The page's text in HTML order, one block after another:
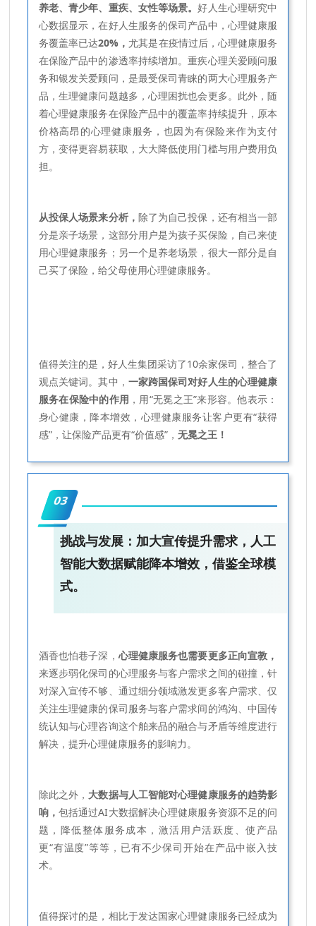
养老、青少年、重疾、女性等场景。好人生心理研究中
心数据显示，在好人生服务的保司产品中，心理健康服
务覆盖率已达20%， 尤其是在疫情过后，心理健康服务
在保险产品中的渗透率持续增加。重疾心理关爱顾问服
务和银发关爱顾问，是最受保司青睐的两大心理服务产
品，生理健康问题越多，心理困扰也会更多。此外，随
着心理健康服务在保险产品中的覆盖率持续提升，原本
价格高昂的心理健康服务，也因为有保险来作为支付
方，变得更容易获取，大大降低使用门槛与用户费用负
担。
从投保人场景来分析， 除了为自己投保，还有相当一部
分是亲子场景，这部分用户是为孩子买保险，自己来使
用心理健康服务；另一个是养老场景，很大一部分是自
己买了保险，给父母使用心理健康服务。
值得关注的是，好人生集团采访了10余家保司，整合了
观点关键词。其中， 一家跨国保司对好人生的心理健康
服务在保险中的作用 ，用“无冕之王”来形容。他表示：
身心健康，降本增效，心理健康服务让客户更有“获得
感”，让保险产品更有“价值感”， 无冕之王！
03
挑战与发展：加大宣传提升需求，人工
智能大数据赋能降本增效，借鉴全球模
式。
酒香也怕巷子深， 心理健康服务也需要更多正向宣教，
来逐步弱化保司的心理服务与客户需求之间的碰撞，针
对深入宣传不够、通过细分领域激发更多客户需求、仅
关注生理健康的保司服务与客户需求间的鸿沟、中国传
统认知与心理咨询这个舶来品的融合与矛盾等维度进行
解决，提升心理健康服务的影响力。
除此之外， 大数据与人工智能对心理健康服务的趋势影
响，包括通过AI大数据解决心理健康服务资源不足的问
题，降低整体服务成本，激活用户活跃度、使产品
更“有温度”等等，已有不少保司开始在产品中嵌入技
术。
值得探讨的是，相比于发达国家心理健康服务已经成为